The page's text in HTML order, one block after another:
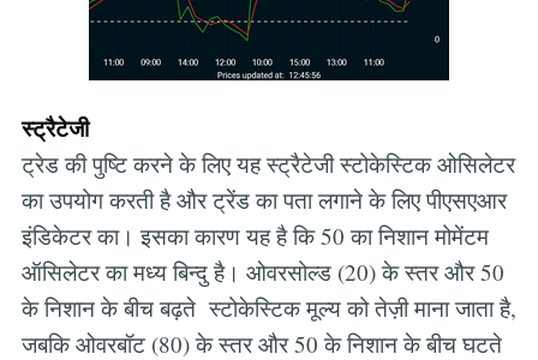
स्ट्रैटेजी
ट्रेड की पुष्टि करने के लिए यह स्ट्रैटेजी स्टोकेस्टिक ओसिलेटर
का उपयोग करती है और ट्रेंड का पता लगाने के लिए पीएसएआर
इंडिकेटर का। इसका कारण यह है कि 50 का निशान मोमेंटम
ऑसिलेटर का मध्य बिन्दु है। ओवरसोल्ड (20) के स्तर और 50
के निशान के बीच बढ़ते स्टोकेस्टिक मूल्य को तेज़ी माना जाता है,
जबकि ओवरबॉट (80) के स्तर और 50 के निशान के बीच घटते